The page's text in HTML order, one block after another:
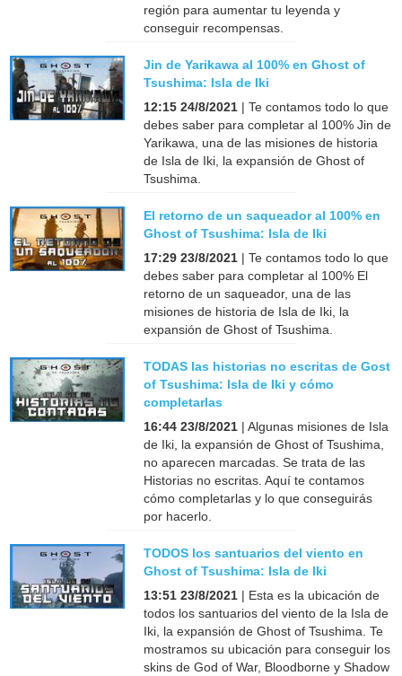
región para aumentar tu leyenda y
conseguir recompensas.
Jin de Yarikawa al 100% en Ghost of
Tsushima: Isla de Iki
12:15 24/8/2021 | Te contamos todo lo que
debes saber para completar al 100% Jin de
Yarikawa, una de las misiones de historia
de Isla de Iki, la expansión de Ghost of
Tsushima.
El retorno de un saqueador al 100% en
Ghost of Tsushima: Isla de Iki
17:29 23/8/2021 | Te contamos todo lo que
debes saber para completar al 100% El
retorno de un saqueador, una de las
misiones de historia de Isla de Iki, la
expansión de Ghost of Tsushima.
TODAS las historias no escritas de Gost
of Tsushima: Isla de Iki y cómo
completarlas
16:44 23/8/2021 | Algunas misiones de Isla
de Iki, la expansión de Ghost of Tsushima,
no aparecen marcadas. Se trata de las
Historias no escritas. Aquí te contamos
cómo completarlas y lo que conseguirás
por hacerlo.
TODOS los santuarios del viento en
Ghost of Tsushima: Isla de Iki
13:51 23/8/2021 | Esta es la ubicación de
todos los santuarios del viento de la Isla de
Iki, la expansión de Ghost of Tsushima. Te
mostramos su ubicación para conseguir los
skins de God of War, Bloodborne y Shadow